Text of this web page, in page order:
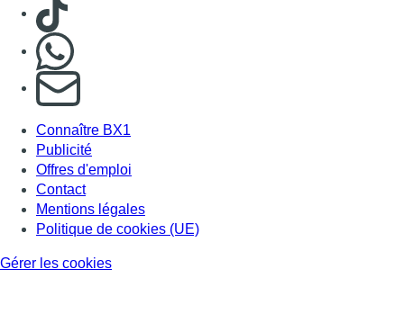
Consulter TikTok
S'abonner à notre newsletter
Connaître BX1
Publicité
Offres d'emploi
Contact
Mentions légales
Politique de cookies (UE)
Gérer les cookies